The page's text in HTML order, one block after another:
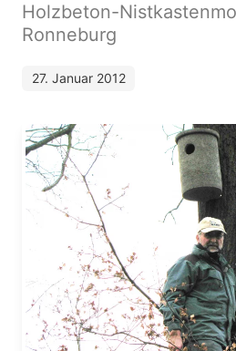
Holzbeton-
Ronneburg
27. Januar 2012